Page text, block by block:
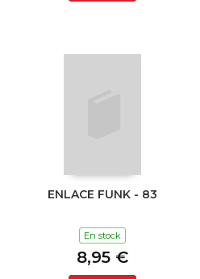
ENLACE FUNK - 83
En stock
8,95 €